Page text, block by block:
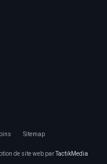
de site web parTactikMedia
Sitemap